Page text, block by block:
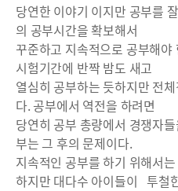
당연한 이야기 이지만 공부를
의 공부시간을 확보해서
꾸준하고 지속적으로 공부해
시험기간에 반짝 밤도 새고
열심히 공부하는 듯하지만 전
다. 공부에서 역전을 하려면
당연히 공부 총량에서 경쟁자
부는 그 후의 문제이다.
지속적인 공부를 하기 위해서
하지만 대다수 아이들이 투철